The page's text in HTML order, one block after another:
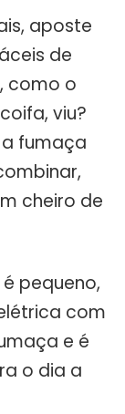
aposte
de
como o
viu?
fumaça
cheiro de
pequeno,
com
e é
o dia a